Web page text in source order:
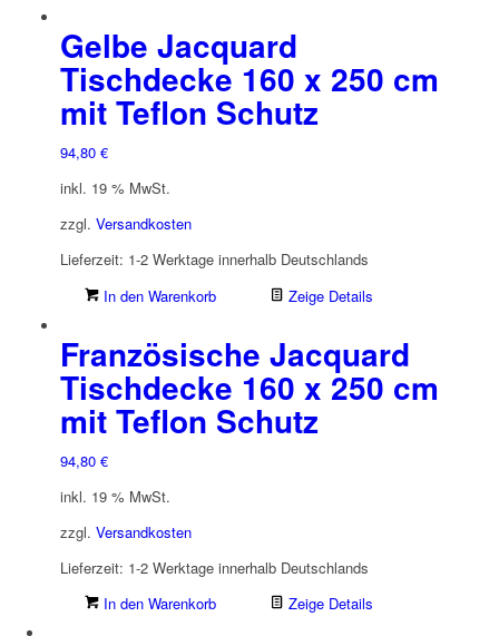
Gelbe Jacquard
Tischdecke 160 x 250 cm
mit Teflon Schutz
94,80 €
inkl. 19 % MwSt.
zzgl. Versandkosten
Lieferzeit: 1-2 Werktage innerhalb Deutschlands
In den Warenkorb
Zeige Details
Französische Jacquard
Tischdecke 160 x 250 cm
mit Teflon Schutz
94,80 €
inkl. 19 % MwSt.
zzgl. Versandkosten
Lieferzeit: 1-2 Werktage innerhalb Deutschlands
In den Warenkorb
Zeige Details